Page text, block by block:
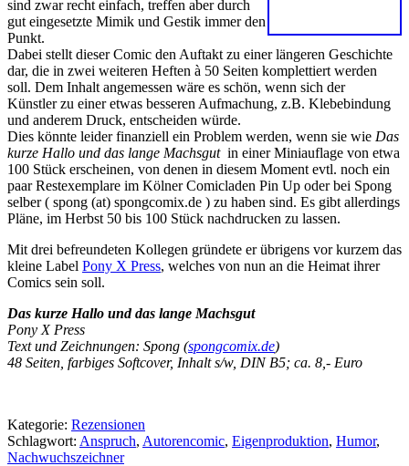
sind zwar recht einfach, treffen aber durch
gut eingesetzte Mimik und Gestik immer den
Punkt.
Dabei stellt dieser Comic den Auftakt zu einer längeren Geschichte
dar, die in zwei weiteren Heften à 50 Seiten komplettiert werden
soll. Dem Inhalt angemessen wäre es schön, wenn sich der
Künstler zu einer etwas besseren Aufmachung, z.B. Klebebindung
und anderem Druck, entscheiden würde.
Dies könnte leider finanziell ein Problem werden, wenn sie wie Das
kurze Hallo und das lange Machsgutin einer Miniauflage von etwa
100 Stück erscheinen, von denen in diesem Moment evtl. noch ein
paar Restexemplare im Kölner Comicladen Pin Up oder bei Spong
selber ( spong (at) spongcomix.de ) zu haben sind. Es gibt allerdings
Pläne, im Herbst 50 bis 100 Stück nachdrucken zu lassen.
Mit drei befreundeten Kollegen gründete er übrigens vor kurzem das
kleine Label Pony X Press, welches von nun an die Heimat ihrer
Comics sein soll.
Das kurze Hallo und das lange Machsgut
Pony X Press
Text und Zeichnungen: Spong (spongcomix.de)
48 Seiten, farbiges Softcover, Inhalt s/w, DIN B5; ca. 8,- Euro
Kategorie: Rezensionen
Schlagwort: Anspruch, Autorencomic, Eigenproduktion, Humor,
Nachwuchszeichner